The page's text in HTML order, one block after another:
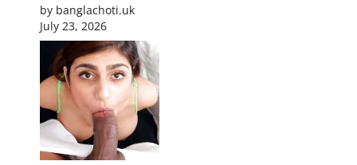
by banglachoti.uk
July 23, 2026